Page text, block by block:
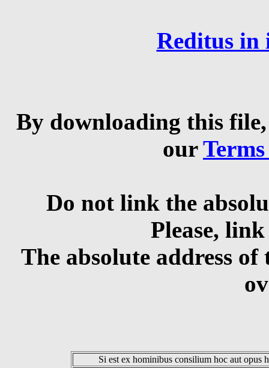
Reditus in
By downloading this
our
Do not link the
Please,
The absolute address
Si est ex hominibus consilium hoc aut opus